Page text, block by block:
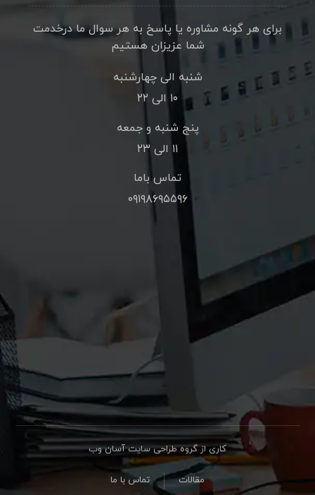
برای هر گونه مشاوره یا پاسخ به هر سوال ما درخدمت
شما عزیزان هستیم
شنبه الی چهارشنبه
۱۰ الی ۲۲
پنج شنبه و جمعه
۱۱ الی ۲۳
تماس باما
۰۹۱۹۸۶۹۵۵۹۶
کاری از گروه طراحی سایت آسان وب
تماس با ما مقالات